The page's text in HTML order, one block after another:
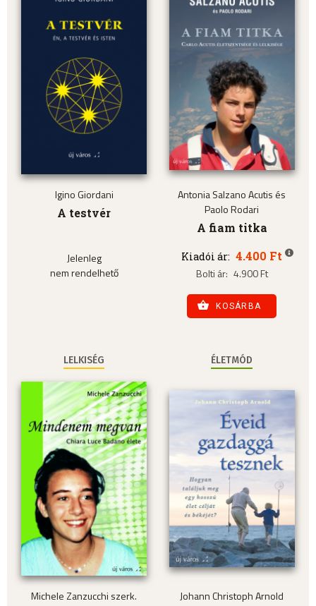
Igino Giordani
A testvér
Jelenleg
nem rendelhető
Antonia Salzano Acutis és
Paolo Rodari
A fiam titka
Kiadói ár: 4.400 Ft
Bolti ár: 4.900 Ft
KOSÁRBA
LELKISÉG
Michele Zanzucchi szerk.
ÉLETMÓD
Johann Christoph Arnold